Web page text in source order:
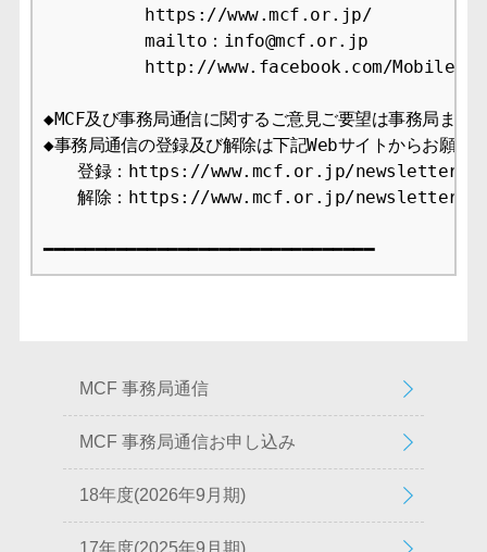
https://www.mcf.or.jp/
mailto：info@mcf.or.jp
http://www.facebook.com/
◆MCF及び事務局通信に関するご意見ご要望は事務局まで
◆事務局通信の登録及び解除は下記Webサイトからお願い
登録：https://www.mcf.or.jp/newsletter/
解除：https://www.mcf.or.jp/newsletter/
MCF 事務局通信
MCF 事務局通信お申し込み
18年度(2026年9月期)
17年度(2025年9月期)